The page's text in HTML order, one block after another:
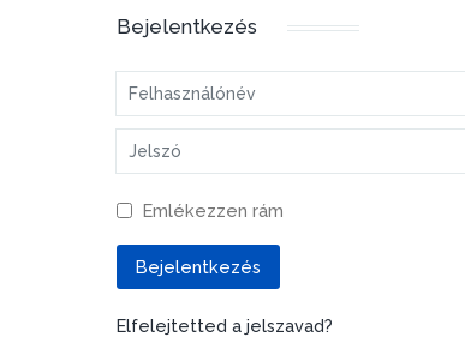
Bejelentkezés
Felhasználónév
Jelszó
Emlékezzen rám
Bejelentkezés
Elfelejtetted a jelszavad?